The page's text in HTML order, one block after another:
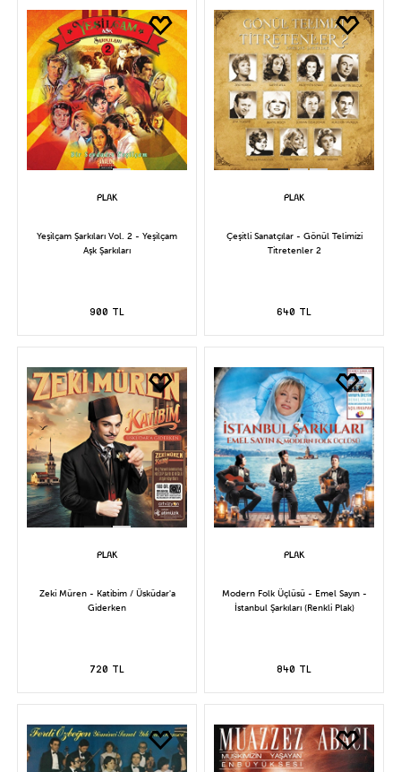
Yeşilçam Şarkıları Vol. 2 - Yeşilçam
Aşk Şarkıları
900 TL
Çeşitli Sanatçılar - Gönül Telimizi
Titretenler 2
640 TL
Zeki Müren - Katibim / Üsküdar'a
Giderken
720 TL
Modern Folk Üçlüsü - Emel Sayın -
İstanbul Şarkıları (Renkli Plak)
840 TL